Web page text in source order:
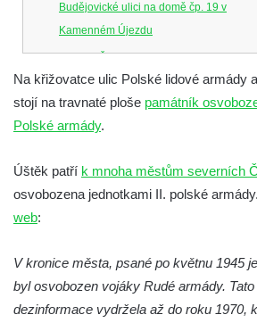
Budějovické ulici na domě čp. 19 v
Kamenném Újezdu
Kenotaf Šimona Valhy na starém
Kamenném Újezdě
Kenotaf Václava B. Hájka na starém
hřbitově v Kamenném Újezdě
Kenotaf Josefa Jílka na hřbitově ve
Velešíně
Hrob Jana Foitla na hřbitově ve Velešíně
Na křižovatce ulic Polské lidové armády
stojí na travnaté ploše památník
Polské armády.
Úštěk patří k mnoha městům severních
osvobozena jednotkami II. polské
web:
V kronice města, psané po květnu 1945
byl osvobozen vojáky Rudé armády.
dezinformace vydržela až do roku 1970,